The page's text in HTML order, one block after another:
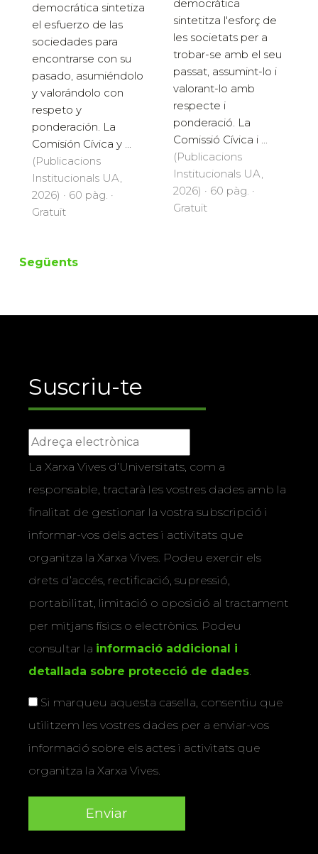
democrática sintetiza
el esfuerzo de las
sociedades para
encontrarse con su
pasado, asumiéndolo
y valorándolo con
respeto y
ponderación. La
Comisión Cívica y ...
(Publicacions
Institucionals UA,
2026) · 60 pàg. ·
Gratuït
democràtica
sintetitza l'esforç de
les societats per a
trobar-se amb el seu
passat, assumint-lo i
valorant-lo amb
respecte i
ponderació. La
Comissió Cívica i ...
(Publicacions
Institucionals UA,
2026) · 60 pàg. ·
Gratuït
Següents
Suscriu-te
La Xarxa Vives d’Universitats, com a
responsable, tractarà les vostres dades amb la
finalitat de gestionar la vostra subscripció i
informar-vos dels actes i activitats que
organitza la Xarxa Vives. Podeu exercir els
drets d’accés, rectificació, supressió,
portabilitat, limitació o oposició al tractament
per mitjans físics o electrònics. Podeu
consultar la informació addicional i
detallada sobre protecció de dades.
Si marqueu aquesta casella, consentiu que
utilitzem les vostres dades per a enviar-vos
informació sobre els actes i activitats que
organitza la Xarxa Vives.